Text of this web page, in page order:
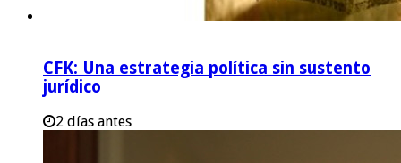
CFK: Una estrategia política sin sustento
jurídico
2 días antes